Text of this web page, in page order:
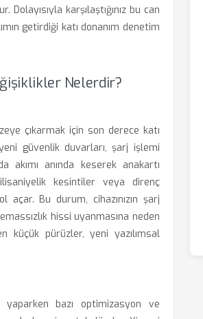
karşılaştığınız bu can
getirdiği katı donanım denetim
Nelerdir?
çıkarmak için son derece katı
güvenlik duvarları, şarj işlemi
akımı anında keserek anakartı
kesintiler veya direnç
Bu durum, cihazınızın şarj
hissi uyanmasına neden
küçük pürüzler, yeni yazılımsal
bazı optimizasyon ve